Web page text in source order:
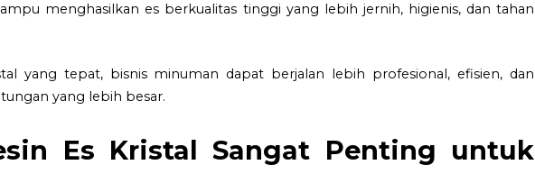
menghasilkan es berkualitas tinggi yang lebih jernih, higienis, dan tahan
yang tepat, bisnis minuman dapat berjalan lebih profesional, efisien, dan
yang lebih besar.
Es Kristal Sangat Penting untuk